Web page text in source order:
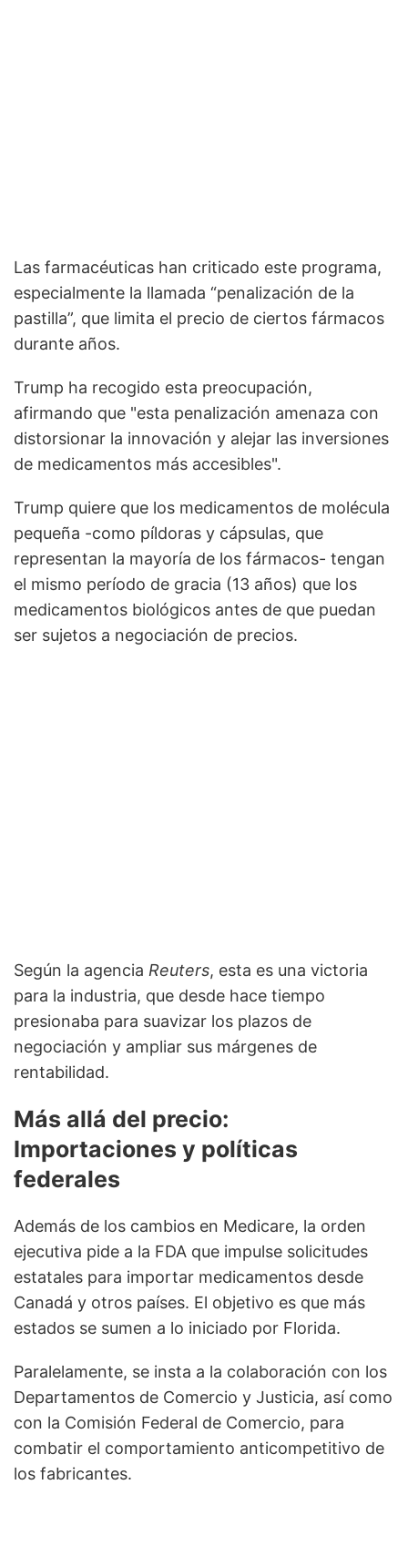
Las farmacéuticas han criticado este programa,
especialmente la llamada “penalización de la
pastilla”, que limita el precio de ciertos fármacos
durante años.
Trump ha recogido esta preocupación,
afirmando que "esta penalización amenaza con
distorsionar la innovación y alejar las inversiones
de medicamentos más accesibles".
Trump quiere que los medicamentos de molécula
pequeña -como píldoras y cápsulas, que
representan la mayoría de los fármacos- tengan
el mismo período de gracia (13 años) que los
medicamentos biológicos antes de que puedan
ser sujetos a negociación de precios.
Según la agencia Reuters, esta es una victoria
para la industria, que desde hace tiempo
presionaba para suavizar los plazos de
negociación y ampliar sus márgenes de
rentabilidad.
Más allá del precio:
Importaciones y políticas
federales
Además de los cambios en Medicare, la orden
ejecutiva pide a la FDA que impulse solicitudes
estatales para importar medicamentos desde
Canadá y otros países. El objetivo es que más
estados se sumen a lo iniciado por Florida.
Paralelamente, se insta a la colaboración con los
Departamentos de Comercio y Justicia, así como
con la Comisión Federal de Comercio, para
combatir el comportamiento anticompetitivo de
los fabricantes.